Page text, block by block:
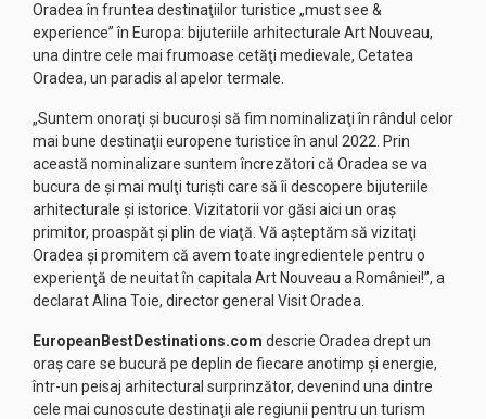
Oradea în fruntea destinaţiilor turistice „must see &
experience” în Europa: bijuteriile arhitecturale Art Nouveau,
una dintre cele mai frumoase cetăţi medievale, Cetatea
Oradea, un paradis al apelor termale.
„Suntem onoraţi şi bucuroşi să fim nominalizaţi în rândul celor
mai bune destinaţii europene turistice în anul 2022. Prin
această nominalizare suntem încrezători că Oradea se va
bucura de şi mai mulţi turişti care să îi descopere bijuteriile
arhitecturale şi istorice. Vizitatorii vor găsi aici un oraş
primitor, proaspăt şi plin de viaţă. Vă aşteptăm să vizitaţi
Oradea şi promitem că avem toate ingredientele pentru o
experienţă de neuitat în capitala Art Nouveau a României!”, a
declarat Alina Toie, director general Visit Oradea.
EuropeanBestDestinations.com descrie Oradea drept un
oraş care se bucură pe deplin de fiecare anotimp şi energie,
într-un peisaj arhitectural surprinzător, devenind una dintre
cele mai cunoscute destinaţii ale regiunii pentru un turism